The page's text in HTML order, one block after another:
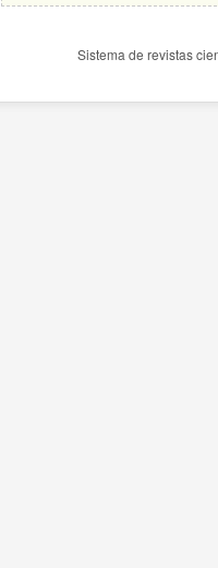
Sistema de revistas